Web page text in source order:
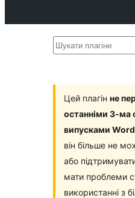
Шукати
Цей плагін не
останніми 3-ма
випусками
він більше не
або
мати проблеми
використанні з